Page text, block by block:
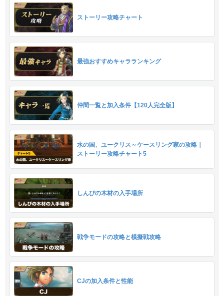
ストーリー攻略チャート
最強おすすめキャラランキング
仲間一覧と加入条件【120人完全版】
水の国、ユークリス～ケースリング家の攻略｜
ストーリー攻略チャート5
しんぴの木材の入手場所
戦争モードの攻略と模擬戦攻略
CJの加入条件と性能